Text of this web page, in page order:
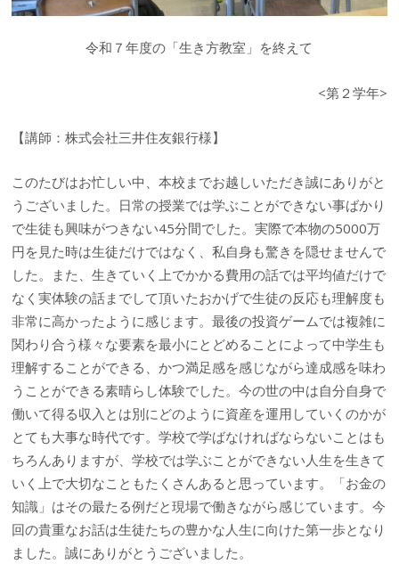
令和７年度の「生き方教室」を終えて
<第２学年>
【講師：株式会社三井住友銀行様】
このたびはお忙しい中、本校までお越しいただき誠にありがと
うございました。日常の授業では学ぶことができない事ばかり
で生徒も興味がつきない45分間でした。実際で本物の5000万
円を見た時は生徒だけではなく、私自身も驚きを隠せませんで
した。また、生きていく上でかかる費用の話では平均値だけで
なく実体験の話までして頂いたおかげで生徒の反応も理解度も
非常に高かったように感じます。最後の投資ゲームでは複雑に
関わり合う様々な要素を最小にとどめることによって中学生も
理解することができる、かつ満足感を感じながら達成感を味わ
うことができる素晴らし体験でした。今の世の中は自分自身で
働いて得る収入とは別にどのように資産を運用していくのかが
とても大事な時代です。学校で学ばなければならないことはも
ちろんありますが、学校では学ぶことができない人生を生きて
いく上で大切なこともたくさんあると思っています。「お金の
知識」はその最たる例だと現場で働きながら感じています。今
回の貴重なお話は生徒たちの豊かな人生に向けた第一歩となり
ました。誠にありがとうございました。